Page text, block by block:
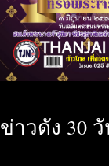
ข่าวดัง 30